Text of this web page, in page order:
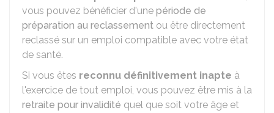
vous pouvez bénéficier d'une période de
préparation au reclassement ou être directement
reclassé sur un emploi compatible avec votre état
de santé.
Si vous êtes reconnu définitivement inapte à
l'exercice de tout emploi, vous pouvez être mis à la
retraite pour invalidité quel que soit votre âge et